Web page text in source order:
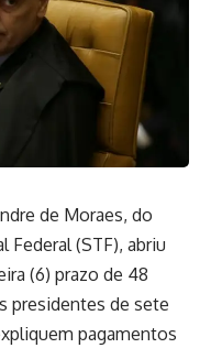
de Moraes, do
Federal (STF), abriu
(6) prazo de 48
presidentes de sete
pagamentos